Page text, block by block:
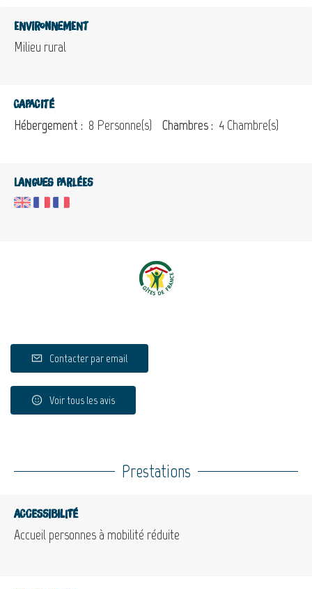
Environnement
Milieu rural
Capacité
Hébergement : 8 Personne(s) Chambres : 4 Chambre(s)
Langues parlées
Contacter par email
Voir tous les avis
Prestations
Accessibilité
Accueil personnes à mobilité réduite